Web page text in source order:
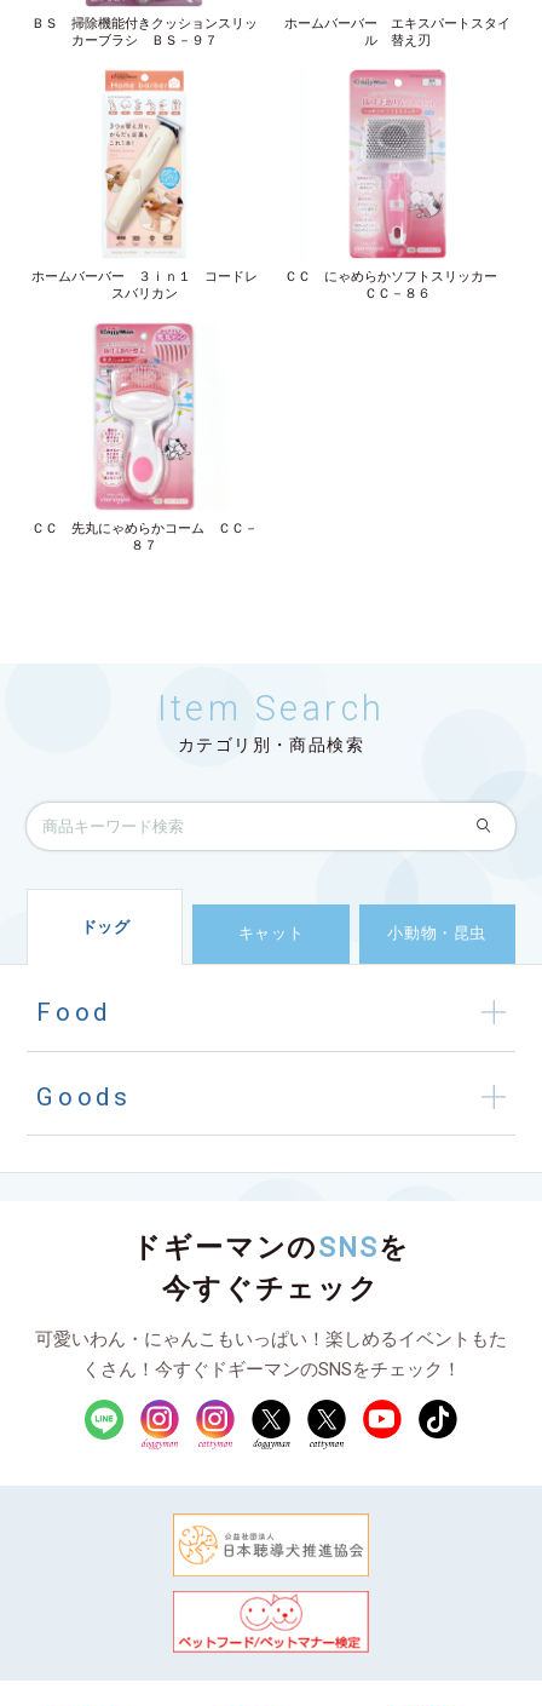
ＢＳ 掃除機能付きクッションスリッ
カーブラシ ＢＳ－９７
ホームバーバー エキスパートスタイ
ル 替え刃
ホームバーバー ３ｉｎ１ コードレ
スバリカン
ＣＣ にゃめらかソフトスリッカー
ＣＣ－８６
ＣＣ 先丸にゃめらかコーム ＣＣ－
８７
Item Search
カテゴリ別・商品検索
ドッグ キャット 小動物・昆虫
Food
Goods
ドギーマンのSNSを
今すぐチェック
可愛いわん・にゃんこもいっぱい！楽しめるイベントもた
くさん！今すぐドギーマンのSNSをチェック！